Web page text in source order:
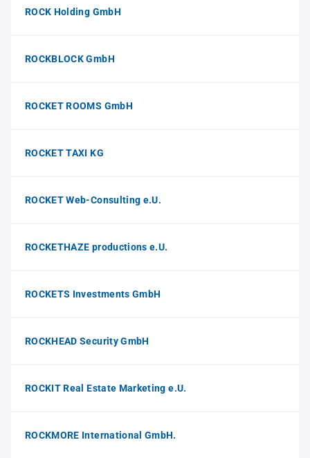
ROCK Holding GmbH
ROCKBLOCK GmbH
ROCKET ROOMS GmbH
ROCKET TAXI KG
ROCKET Web-Consulting e.U.
ROCKETHAZE productions e.U.
ROCKETS Investments GmbH
ROCKHEAD Security GmbH
ROCKIT Real Estate Marketing e.U.
ROCKMORE International GmbH.